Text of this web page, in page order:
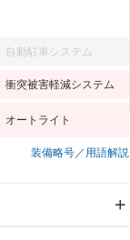
自動駐車システム
衝突被害軽減システム
オートライト
装備略号／用語解説